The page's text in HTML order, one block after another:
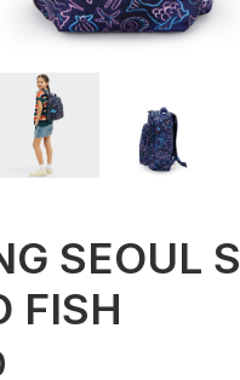
SEOUL S
FISH